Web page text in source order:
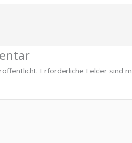
Erforderliche Felder sind